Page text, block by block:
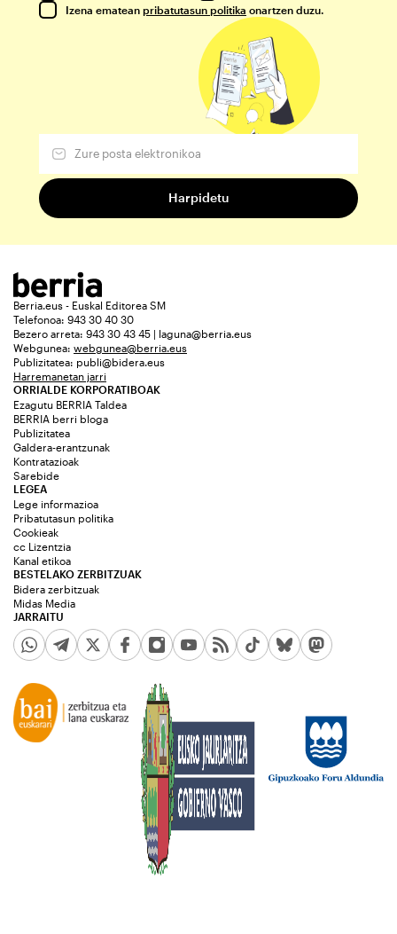
Izena ematean pribatutasun politika onartzen duzu.
Berria.eus - Euskal Editorea SM
Telefonoa: 943 30 40 30
Bezero arreta: 943 30 43 45 | laguna@berria.eus
Webgunea: webgunea@berria.eus
Publizitatea: publi@bidera.eus
Harremanetan jarri
ORRIALDE KORPORATIBOAK
Ezagutu BERRIA Taldea
BERRIA berri bloga
Publizitatea
Galdera-erantzunak
Kontratazioak
Sarebide
JARRAITU
LEGEA
Lege informazioa
Pribatutasun politika
Cookieak
cc Lizentzia
Kanal etikoa
BESTELAKO ZERBITZUAK
Bidera zerbitzuak
Midas Media